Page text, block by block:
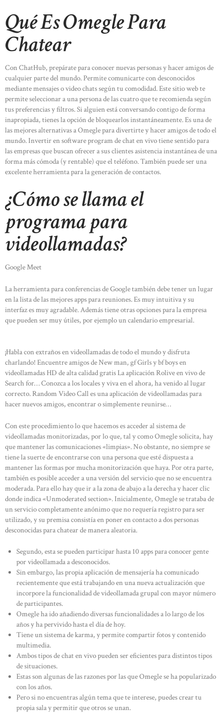
Qué Es Omegle Para
Chatear
Con ChatHub, prepárate para conocer nuevas personas y hacer amigos de
cualquier parte del mundo. Permite comunicarte con desconocidos
mediante mensajes o video chats según tu comodidad. Este sitio web te
permite seleccionar a una persona de las cuatro que te recomienda según
tus preferencias y filtros. Si alguien está conversando contigo de forma
inapropiada, tienes la opción de bloquearlos instantáneamente. Es una de
las mejores alternativas a Omegle para divertirte y hacer amigos de todo el
mundo. Invertir en software program de chat en vivo tiene sentido para
las empresas que buscan ofrecer a sus clientes asistencia instantánea de una
forma más cómoda (y rentable) que el teléfono. También puede ser una
excelente herramienta para la generación de contactos.
¿Cómo se llama el
programa para
videollamadas?
Google Meet
La herramienta para conferencias de Google también debe tener un lugar
en la lista de las mejores apps para reuniones. Es muy intuitiva y su
interfaz es muy agradable. Además tiene otras opciones para la empresa
que pueden ser muy útiles, por ejemplo un calendario empresarial.
¡Habla con extraños en videollamadas de todo el mundo y disfruta
charlando! Encuentre amigos de New man, gf Girls y bf boys en
videollamadas HD de alta calidad gratis La aplicación Rolive en vivo de
Search for… Conozca a los locales y viva en el ahora, ha venido al lugar
correcto. Random Video Call es una aplicación de videollamadas para
hacer nuevos amigos, encontrar o simplemente reunirse…
Con este procedimiento lo que hacemos es acceder al sistema de
videollamadas monitorizadas, por lo que, tal y como Omegle solicita, hay
que mantener las comunicaciones «limpias». No obstante, no siempre se
tiene la suerte de encontrarse con una persona que esté dispuesta a
mantener las formas por mucha monitorización que haya. Por otra parte,
también es posible acceder a una versión del servicio que no se encuentra
moderada. Para ello hay que ir a la zona de abajo a la derecha y hacer clic
donde indica «Unmoderated section». Inicialmente, Omegle se trataba de
un servicio completamente anónimo que no requería registro para ser
utilizado, y su premisa consistía en poner en contacto a dos personas
desconocidas para chatear de manera aleatoria.
Segundo, esta se pueden participar hasta 10 apps para conocer gente
por videollamada a desconocidos.
Sin embargo, las propia aplicación de mensajería ha comunicado
recientemente que está trabajando en una nueva actualización que
incorpore la funcionalidad de videollamada grupal con mayor número
de participantes.
Omegle ha ido añadiendo diversas funcionalidades a lo largo de los
años y ha pervivido hasta el día de hoy.
Tiene un sistema de karma, y permite compartir fotos y contenido
multimedia.
Ambos tipos de chat en vivo pueden ser eficientes para distintos tipos
de situaciones.
Estas son algunas de las razones por las que Omegle se ha popularizado
con los años.
Pero si no encuentras algún tema que te interese, puedes crear tu
propia sala y permitir que otros se unan.